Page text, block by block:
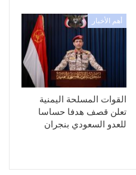
أهم الأخبار
القوات المسلحة اليمنية
تعلن قصف هدفا حساسا
للعدو السعودي بنجران